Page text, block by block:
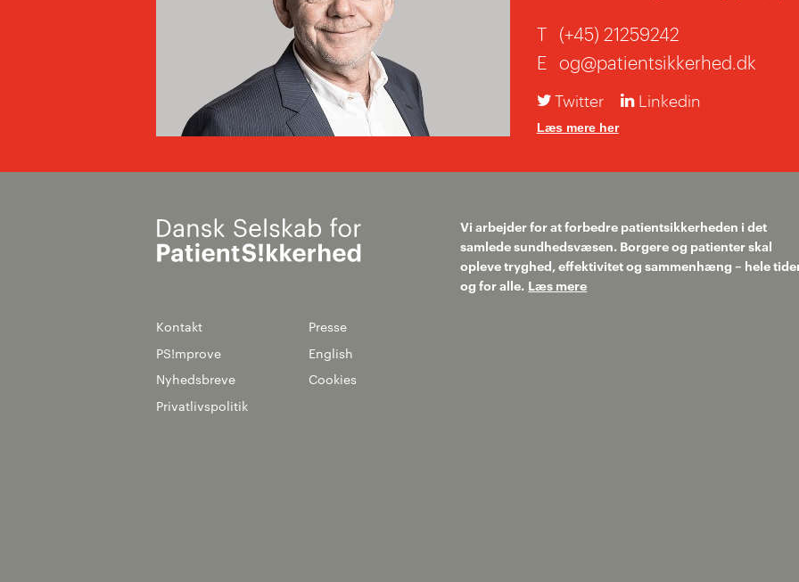
T (+45) 21259242
E og@patientsikkerhed.dk
Twitter Linkedin
Læs mere her
Kontakt
Presse
PS!mprove
English
Nyhedsbreve
Cookies
Privatlivspolitik
Vi arbejder for at forbedre patientsikkerheden i det
samlede sundhedsvæsen. Borgere og patienter skal
opleve tryghed, effektivitet og sammenhæng – hele
og for alle. Læs mere